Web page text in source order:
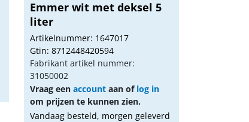
Emmer wit met deksel 5
liter
Artikelnummer: 1647017
Gtin: 8712448420594
Fabrikant artikel nummer:
31050002
Vraag eenaccount aan of log in
om prijzen te kunnen zien.
Vandaag besteld, morgen geleverd